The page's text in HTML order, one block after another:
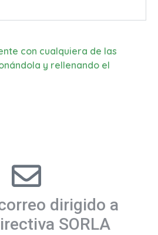
con cualquiera de las
y rellenando el
dirigido a
SORLA